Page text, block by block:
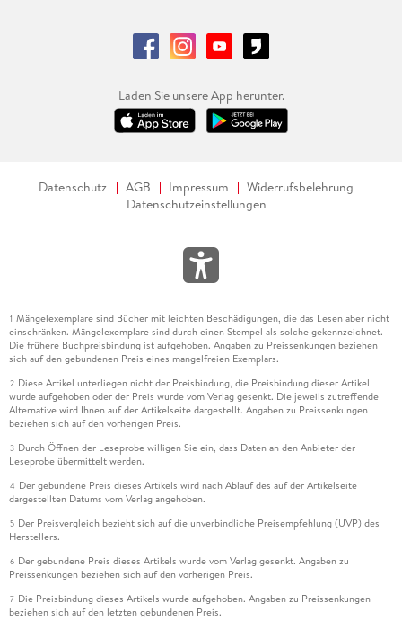
Laden Sie unsere App herunter.
Datenschutz AGB Impressum
Widerrufsbelehrung
Datenschutzeinstellungen
1 Mängelexemplare sind Bücher mit leichten Beschädigungen, die das Lesen aber nicht
einschränken. Mängelexemplare sind durch einen Stempel als solche gekennzeichnet.
Die frühere Buchpreisbindung ist aufgehoben. Angaben zu Preissenkungen beziehen
sich auf den gebundenen Preis eines mangelfreien Exemplars.
2 Diese Artikel unterliegen nicht der Preisbindung, die Preisbindung dieser Artikel
wurde aufgehoben oder der Preis wurde vom Verlag gesenkt. Die jeweils zutreffende
Alternative wird Ihnen auf der Artikelseite dargestellt. Angaben zu Preissenkungen
beziehen sich auf den vorherigen Preis.
3 Durch Öffnen der Leseprobe willigen Sie ein, dass Daten an den Anbieter der
Leseprobe übermittelt werden.
4 Der gebundene Preis dieses Artikels wird nach Ablauf des auf der Artikelseite
dargestellten Datums vom Verlag angehoben.
5 Der Preisvergleich bezieht sich auf die unverbindliche Preisempfehlung (UVP) des
Herstellers.
6 Der gebundene Preis dieses Artikels wurde vom Verlag gesenkt. Angaben zu
Preissenkungen beziehen sich auf den vorherigen Preis.
7 Die Preisbindung dieses Artikels wurde aufgehoben. Angaben zu Preissenkungen
beziehen sich auf den letzten gebundenen Preis.